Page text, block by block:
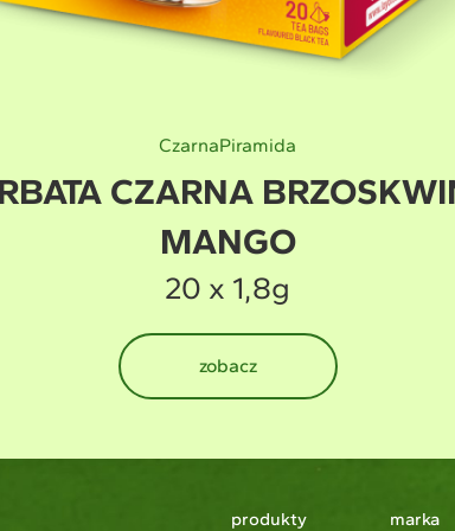
ZielonaPiramida
HERBATA ZIELONA MANGO
20 x 1,5g
produkty marka